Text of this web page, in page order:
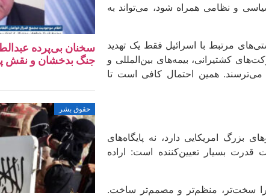
و نظامی همراه شود، می‌تواند به
مرتبط با اسرائیل فقط یک تهدید
کشتیرانی، بیمه‌های بین‌المللی و
می‌ترسند. همین احتمال کافی است تا
امریکایی دارد، نه پایگاه‌های
قدرت بسیار تعیین‌کننده است: اراده
را سخت‌تر، منظم‌تر و مصمم‌تر ساخت.
سخنان بی‌پرده
جنگ بدخشان و نقش
حقوق بشر